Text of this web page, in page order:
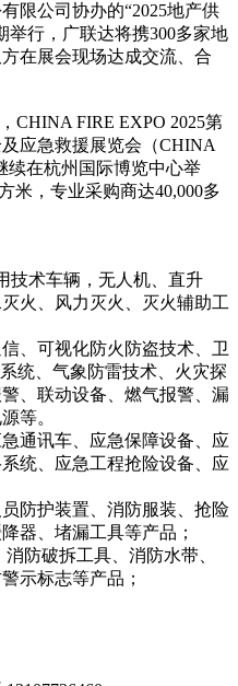
限公司协办的“2025地产供
举行，广联达将携300多家地
在展会现场达成交流、合
CHINA FIRE EXPO 2025第
应急救援展览会（CHINA
续在杭州国际博览中心举
米，专业采购商达40,000多
技术车辆，无人机、直升
火、风力灭火、灭火辅助工
、可视化防火防盗技术、卫
统、气象防雷技术、火灾探
、联动设备、燃气报警、漏
等。
通讯车、应急保障设备、应
统、应急工程抢险设备、应
防护装置、消防服装、抢险
器、堵漏工具等产品；
防破拆工具、消防水带、
示标志等产品；